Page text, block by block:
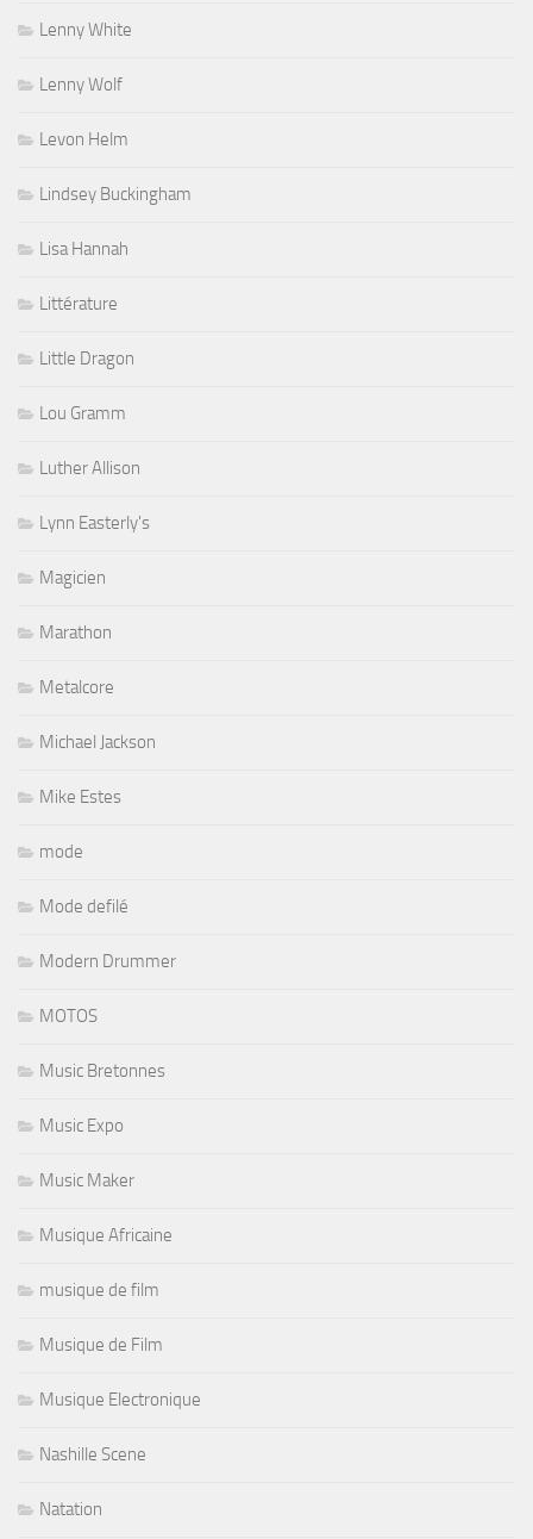
Lenny White
Lenny Wolf
Levon Helm
Lindsey Buckingham
Lisa Hannah
Littérature
Little Dragon
Lou Gramm
Luther Allison
Lynn Easterly's
Magicien
Marathon
Metalcore
Michael Jackson
Mike Estes
mode
Mode defilé
Modern Drummer
MOTOS
Music Bretonnes
Music Expo
Music Maker
Musique Africaine
musique de film
Musique de Film
Musique Electronique
Nashille Scene
Natation